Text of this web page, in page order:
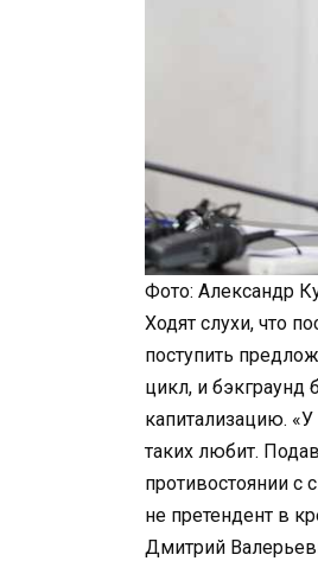
Фото: Александр
Ходят слухи, что
поступить
цикл, и
капитализацию.
таких любит.
противостоянии с
не претендент в
Дмитрий